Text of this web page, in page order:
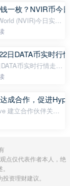
一枚？NVIR币今
(NVIR)今日实时
人民币0.1214元。
日DATA币实时行
币实时行情走势
币今日最新价格
元
成合作，促进
建立合作伙伴关
统的创新和治理。
点仅代表作者本人，绝
资理财建议。